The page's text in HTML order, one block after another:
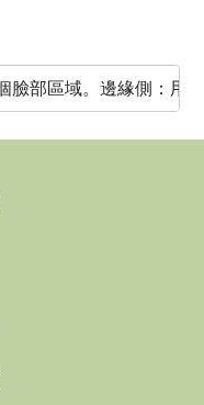
臉部區域。邊緣側：用